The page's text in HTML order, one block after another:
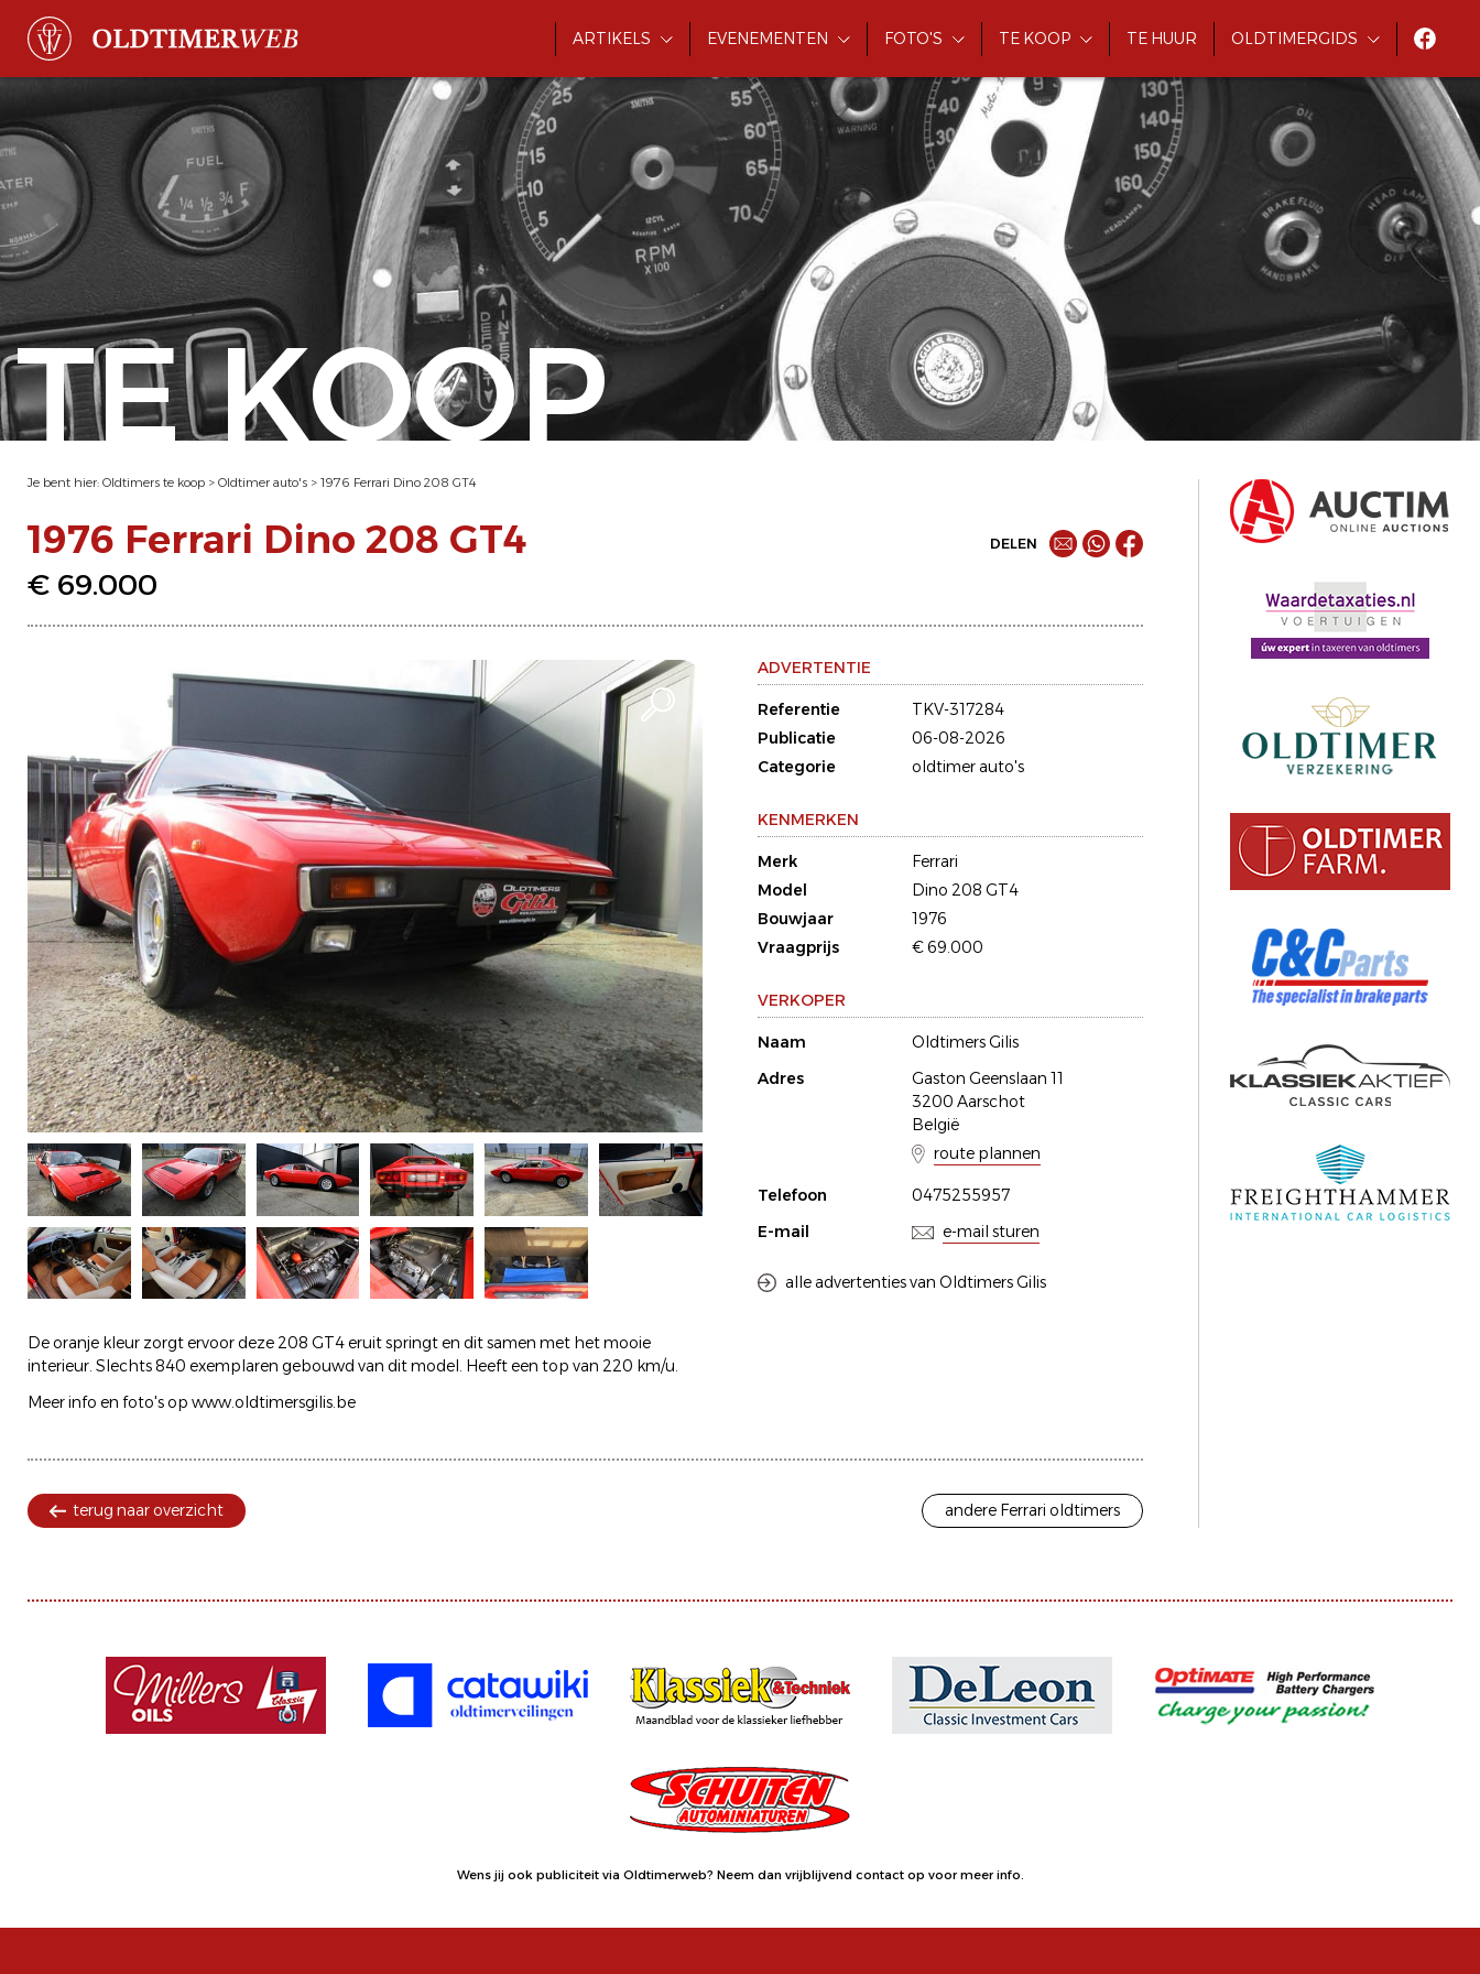
ARTIKELS EVENEMENTEN FOTO'S TE KOOP TE HUUR OLDTIMERGIDS
TE KOOP
Je bent hier: Oldtimers te koop > Oldtimer auto's > 1976 Ferrari Dino 208 GT4
1976 Ferrari Dino 208 GT4
€ 69.000
DELEN
De oranje kleur zorgt ervoor deze 208 GT4 eruit springt en dit samen met het mooie
interieur. Slechts 840 exemplaren gebouwd van dit model. Heeft een top van 220 km/u.
Meer info en foto's op www.oldtimersgilis.be
ADVERTENTIE
Referentie
TKV-317284
Publicatie
06-08-2026
Categorie
oldtimer auto's
KENMERKEN
Merk
Ferrari
Model
Dino 208 GT4
Bouwjaar
1976
Vraagprijs
€ 69.000
VERKOPER
Naam
Oldtimers Gilis
Adres
Gaston Geenslaan 11
3200 Aarschot
België
route plannen
Telefoon
0475255957
E-mail
e-mail sturen
alle advertenties van Oldtimers Gilis
terug naar overzicht andere Ferrari oldtimers
Wens jij ook publiciteit via Oldtimerweb? Neem dan vrijblijvend contact op voor meer info.